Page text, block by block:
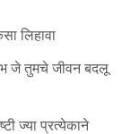
लिहावा
जे तुमचे जीवन बदलू
ज्या प्रत्येकाने